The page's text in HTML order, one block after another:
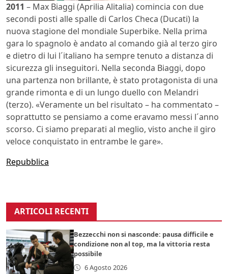
2011 – Max Biaggi (Aprilia Alitalia) comincia con due
secondi posti alle spalle di Carlos Checa (Ducati) la
nuova stagione del mondiale Superbike. Nella prima
gara lo spagnolo è andato al comando già al terzo giro
e dietro di lui l´italiano ha sempre tenuto a distanza di
sicurezza gli inseguitori. Nella seconda Biaggi, dopo
una partenza non brillante, è stato protagonista di una
grande rimonta e di un lungo duello con Melandri
(terzo). «Veramente un bel risultato – ha commentato –
soprattutto se pensiamo a come eravamo messi l´anno
scorso. Ci siamo preparati al meglio, visto anche il giro
veloce conquistato in entrambe le gare».
Repubblica
ARTICOLI RECENTI
Bezzecchi non si nasconde: pausa difficile e
condizione non al top, ma la vittoria resta
possibile
6 Agosto 2026